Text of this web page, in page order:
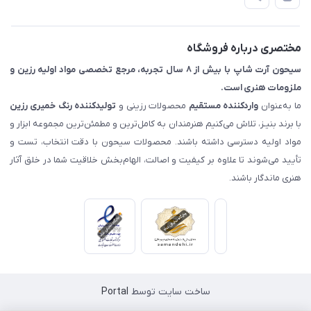
📖 راهنما
مختصری درباره فروشگاه
سیحون آرت شاپ با بیش از ۸ سال تجربه، مرجع تخصصی مواد اولیه رزین و
ملزومات هنری است.
ما به‌عنوان واردکننده مستقیم محصولات رزینی و تولیدکننده رنگ خمیری رزین
با برند بنیـز، تلاش می‌کنیم هنرمندان به کامل‌ترین و مطمئن‌ترین مجموعه ابزار و
مواد اولیه دسترسی داشته باشند. محصولات سیحون با دقت انتخاب، تست و
تأیید می‌شوند تا علاوه بر کیفیت و اصالت، الهام‌بخش خلاقیت شما در خلق آثار
هنری ماندگار باشند.
ساخت سایت توسط Portal